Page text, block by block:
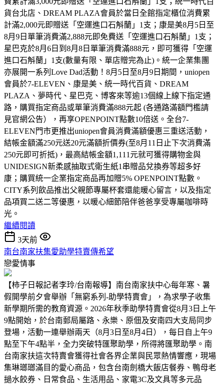
貨台北店、DREAM PLAZA會員於當日全館指定櫃位消費累
計滿2,000元即贈送「空運進口石斛蘭」1支；康是美8月5日至
8月9日單筆消費滿2,888元即免費送「空運進口石斛蘭」1支；
星巴克於8月6日到8月8日單筆消費滿888元，即可獲得「空運
進口石斛蘭」1支(數量有限、單店贈完為止)。統一企業集團
亦展開一系列Love Dad活動！8月5日至8月9日期間，uniopen
會員於7-ELEVEN、康是美、統一時代百貨、DREAM
PLAZA、夢時代、星巴克、博客來等逾13個線上線下指定通
路，購買指定商品或單筆消費滿888元起 (各通路滿額門檻請
見官網公告），再享OPENPOINT點數10倍送。全台7-
ELEVEN門市更推出uniopen會員消費滿額優惠三重送活動，
結帳金額滿250元送20元滿額折價券(至8月11日止下次消費滿
250元即可折抵)，最高結帳金額1,111元就可獲得購物金與
UNIDESIGN新柔感抽取式衛生紙1串贈品兌換券等超多好
康；購買統一企業指定商品再加贈5% OPENPOINT點數。
CITY系列飲品推出父親節專屬杯套還能暖心留言，以及指定
品項買二送二等優惠，以暖心細節陪伴爸爸享受專屬咖啡時
光。
繼續閱讀
3天前
南台南家扶集愛助學特賣傳希望
戀愛情事
【柿子日報記者李玲/台南報導】南台南家扶中心每年寒、暑
假開學前夕會舉辦「無窮系列-助學特賣會」，為求學子收集
新學期所需的教育資源。2026年秋季助學特賣會從8月3日上午
9點開始，於台南郵局屬路、永樂、原佃及安南四大支局同步
登場，活動一連舉辦兩天（8月3日至8月4日），每日自上午9
點至下午4點半，全力突破特匯聚助學，所得將匯聚助學。南
台南家扶這次特賣會獲得社會各界企業與民眾熱情響應，現場
集琳瑯瑯滿目的愛心商品，包含台南劍橋大飯店餐券、鴨母老
撾水餃券、日常食品、生活用品、家電3C及文具等多元品